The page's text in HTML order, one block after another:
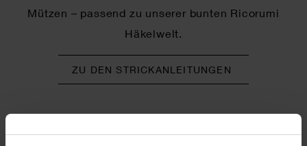
Mützen – passend zu unserer bunten Ricorumi
Häkelwelt.
ZU DEN STRICKANLEITUNGEN